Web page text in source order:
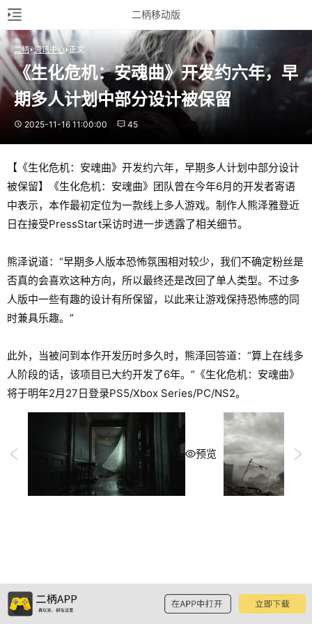
二柄移动版
二柄 资讯中心 正文
《生化危机：安魂曲》开发约六年，早
期多人计划中部分设计被保留
2025-11-16 11:00:00 45
【《生化危机：安魂曲》开发约六年，早期多人计划中部分设计
被保留】《生化危机：安魂曲》团队曾在今年6月的开发者寄语
中表示，本作最初定位为一款线上多人游戏。制作人熊泽雅登近
日在接受PressStart采访时进一步透露了相关细节。
熊泽说道：“早期多人版本恐怖氛围相对较少，我们不确定粉丝是
否真的会喜欢这种方向，所以最终还是改回了单人类型。不过多
人版中一些有趣的设计有所保留，以此来让游戏保持恐怖感的同
时兼具乐趣。”
此外，当被问到本作开发历时多久时，熊泽回答道：“算上在线多
人阶段的话，该项目已大约开发了6年。”《生化危机：安魂曲》
将于明年2月27日登录PS5/Xbox Series/PC/NS2。
预览